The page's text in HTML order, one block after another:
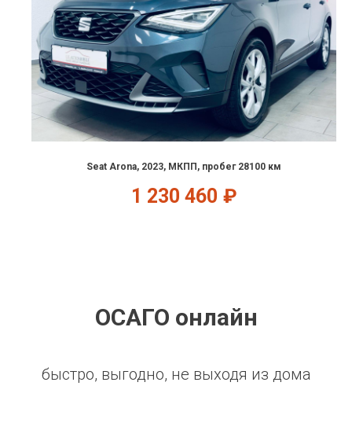
Seat Arona, 2023, МКПП, пробег 28100 км
1 230 460 ₽
ОСАГО онлайн
быстро, выгодно, не выходя из дома